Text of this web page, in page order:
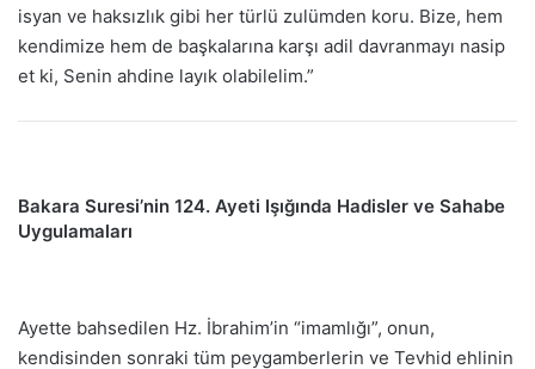
isyan ve haksızlık gibi her türlü zulümden koru. Bize, hem
kendimize hem de başkalarına karşı adil davranmayı nasip
et ki, Senin ahdine layık olabilelim.”
Bakara Suresi’nin 124. Ayeti Işığında Hadisler ve Sahabe
Uygulamaları
Ayette bahsedilen Hz. İbrahim’in “imamlığı”, onun,
kendisinden sonraki tüm peygamberlerin ve Tevhid ehlinin